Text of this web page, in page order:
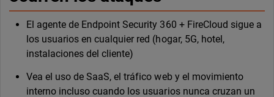
El agente de Endpoint Security 360 + FireCloud sigue a
los usuarios en cualquier red (hogar, 5G, hotel,
instalaciones del cliente)
Vea el uso de SaaS, el tráfico web y el movimiento
interno incluso cuando los usuarios nunca cruzan un